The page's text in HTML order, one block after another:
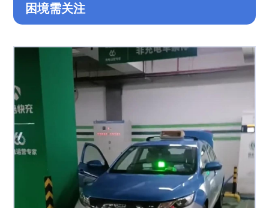
困境需关注